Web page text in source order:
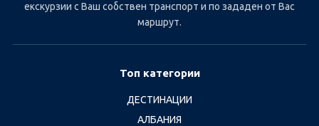
екскурзии с Ваш собствен транспорт и по зададен от Вас
маршрут.
Топ категории
ДЕСТИНАЦИИ
АЛБАНИЯ